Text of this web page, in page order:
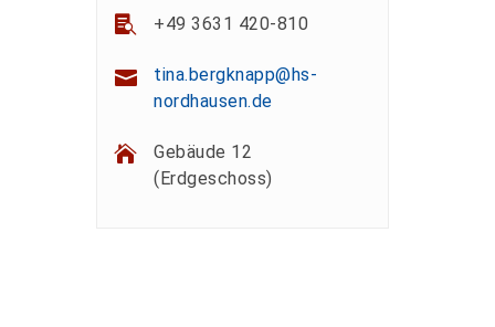
+49 3631 420-810
tina.bergknapp@hs-
nordhausen.de
Gebäude 12
(Erdgeschoss)